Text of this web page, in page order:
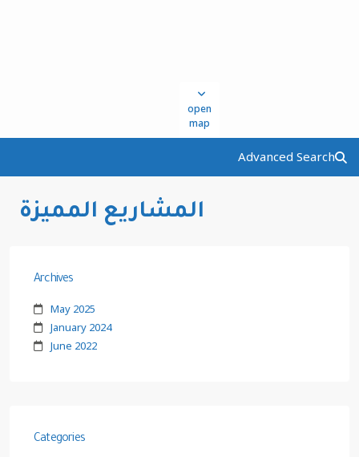
open
map
Advanced Search
المشاريع المميزة
Archives
May 2025
January 2024
June 2022
Categories